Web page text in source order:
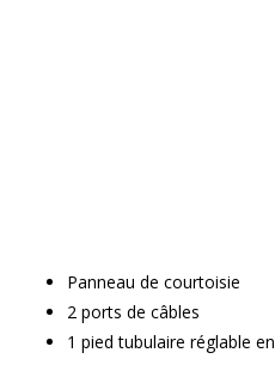
Panneau de courtoisie
2 ports de câbles
1 pied tubulaire réglable